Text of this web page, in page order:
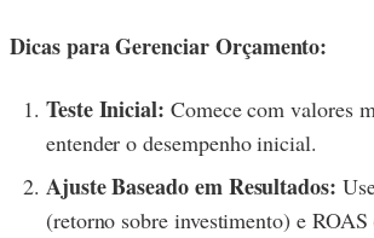
Dicas para Gerenciar Orçamento:
Teste Inicial: Comece com valores
entender o desempenho inicial.
Ajuste Baseado em Resultados:
(retorno sobre investimento) e